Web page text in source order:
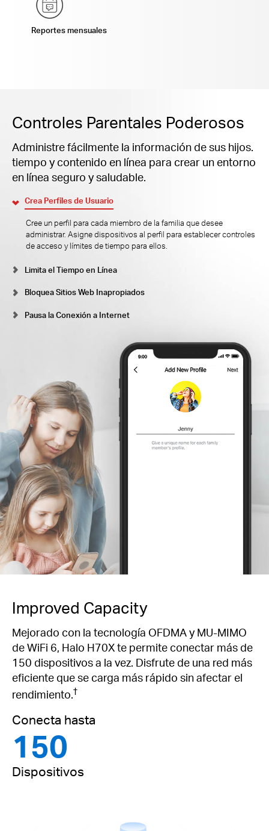
Reportes mensuales
Controles Parentales Poderosos
Administre fácilmente la información de sus hijos.
tiempo y contenido en línea para crear un entorno
en línea seguro y saludable.
Crea Perfiles de Usuario
Cree un perfil para cada miembro de la familia que desee
administrar. Asigne dispositivos al perfil para establecer controles
de acceso y límites de tiempo para ellos.
Limita el Tiempo en Línea
Bloquea Sitios Web Inapropiados
Pausa la Conexión a Internet
Improved Capacity
Mejorado con la tecnología OFDMA y MU-MIMO
de WiFi 6, Halo H70X te permite conectar más de
150 dispositivos a la vez. Disfrute de una red más
eficiente que se carga más rápido sin afectar el
rendimiento.†
Conecta hasta
150
Dispositivos